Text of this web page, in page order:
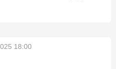
18:00